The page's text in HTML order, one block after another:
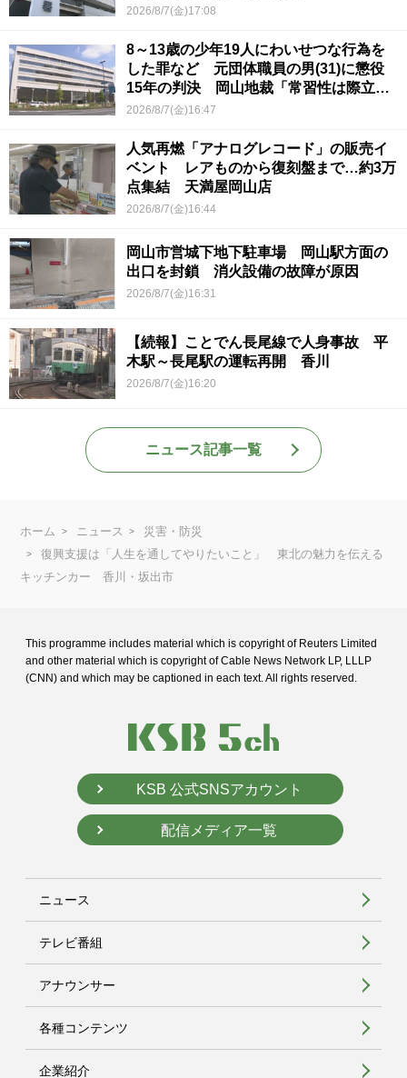
2026/8/7(金)17:08
8～13歳の少年19人にわいせつな行為を
した罪など 元団体職員の男(31)に懲役
15年の判決 岡山地裁「常習性は際立っ
ていて被害結果も非常に重い」
2026/8/7(金)16:47
人気再燃「アナログレコード」の販売イ
ベント レアものから復刻盤まで…約3万
点集結 天満屋岡山店
2026/8/7(金)16:44
岡山市営城下地下駐車場 岡山駅方面の
出口を封鎖 消火設備の故障が原因
2026/8/7(金)16:31
【続報】ことでん長尾線で人身事故 平
木駅～長尾駅の運転再開 香川
2026/8/7(金)16:20
ニュース記事一覧
ホーム ニュース
災害・防災
復興支援は「人生を通してやりたいこと」 東北の魅力を伝える
キッチンカー 香川・坂出市
This programme includes material which is copyright of Reuters Limited
and other material which is copyright of Cable News Network LP, LLLP
(CNN) and which may be captioned in each text. All rights reserved.
KSB 公式SNSアカウント
配信メディア一覧
ニュース
テレビ番組
アナウンサー
各種コンテンツ
企業紹介